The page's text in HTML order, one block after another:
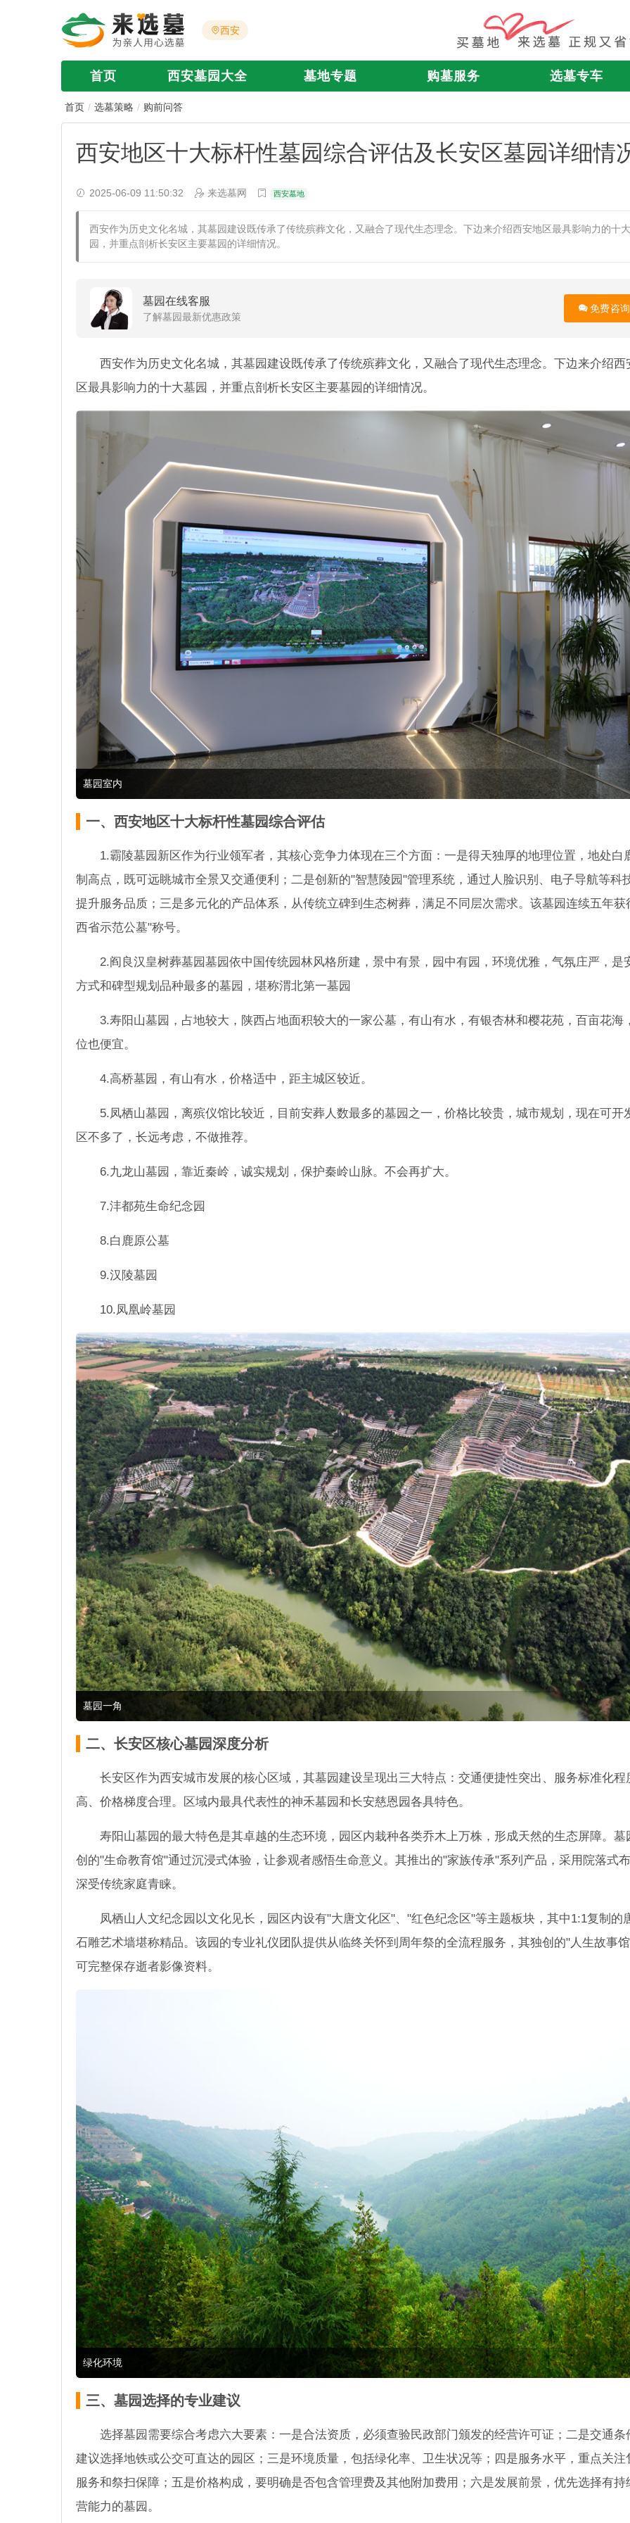
西安
首页 西安墓园大全 墓地专题 购墓服务 选墓专车
首页 选墓策略 购前问答
西安地区十大标杆性墓园综合评估及长安区墓园详细情
2025-06-09 11:50:32 来选墓网 西安墓地
西安作为历史文化名城，其墓园建设既传承了传统殡葬文化，又融合了现代生态理念。下边来介绍西安地区最具影响力的十
园，并重点剖析长安区主要墓园的详细情况。
墓园在线客服
了解墓园最新优惠政策
免费咨询
西安作为历史文化名城，其墓园建设既传承了传统殡葬文化，又融合了现代生态理念。下边来介绍西
区最具影响力的十大墓园，并重点剖析长安区主要墓园的详细情况。
墓园室内
一、西安地区十大标杆性墓园综合评估
1.霸陵墓园新区作为行业领军者，其核心竞争力体现在三个方面：一是得天独厚的地理位置，地处白
制高点，既可远眺城市全景又交通便利；二是创新的"智慧陵园"管理系统，通过人脸识别、电子导航等科
提升服务品质；三是多元化的产品体系，从传统立碑到生态树葬，满足不同层次需求。该墓园连续五年获
西省示范公墓"称号。
2.阎良汉皇树葬墓园墓园依中国传统园林风格所建，景中有景，园中有园，环境优雅，气氛庄严，是
方式和碑型规划品种最多的墓园，堪称渭北第一墓园
3.寿阳山墓园，占地较大，陕西占地面积较大的一家公墓，有山有水，有银杏林和樱花苑，百亩花海
位也便宜。
4.高桥墓园，有山有水，价格适中，距主城区较近。
5.凤栖山墓园，离殡仪馆比较近，目前安葬人数最多的墓园之一，价格比较贵，城市规划，现在可开
区不多了，长远考虑，不做推荐。
6.九龙山墓园，靠近秦岭，诚实规划，保护秦岭山脉。不会再扩大。
7.沣都苑生命纪念园
8.白鹿原公墓
9.汉陵墓园
10.凤凰岭墓园
墓园一角
二、长安区核心墓园深度分析
长安区作为西安城市发展的核心区域，其墓园建设呈现出三大特点：交通便捷性突出、服务标准化程
高、价格梯度合理。区域内最具代表性的神禾墓园和长安慈恩园各具特色。
寿阳山墓园的最大特色是其卓越的生态环境，园区内栽种各类乔木上万株，形成天然的生态屏障。墓
创的"生命教育馆"通过沉浸式体验，让参观者感悟生命意义。其推出的"家族传承"系列产品，采用院落式布
深受传统家庭青睐。
凤栖山人文纪念园以文化见长，园区内设有"大唐文化区"、"红色纪念区"等主题板块，其中1:1复制的
石雕艺术墙堪称精品。该园的专业礼仪团队提供从临终关怀到周年祭的全流程服务，其独创的"人生故事
可完整保存逝者影像资料。
绿化环境
三、墓园选择的专业建议
选择墓园需要综合考虑六大要素：一是合法资质，必须查验民政部门颁发的经营许可证；二是交通条
建议选择地铁或公交可直达的园区；三是环境质量，包括绿化率、卫生状况等；四是服务水平，重点关注
服务和祭扫保障；五是价格构成，要明确是否包含管理费及其他附加费用；六是发展前景，优先选择有持
营能力的墓园。